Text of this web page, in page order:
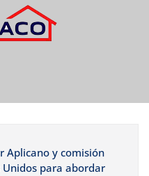
Aplicano y comisión
para abordar